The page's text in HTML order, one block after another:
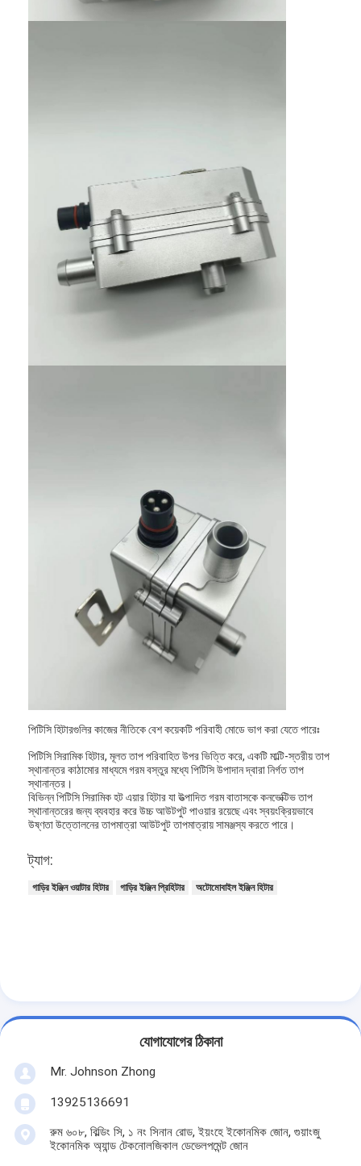
বাড়ি
গাড়ির ইঞ্জিন হিটার
বৈদ্যুতিক ইঞ্জিনের প্রিহিটার
ইঞ্জিনের শীতল তরল প্রিহিটার
লিথিয়াম ব্যাটারি হিটার
স্টোরেজ ব্যাটারি চার্জার
ইঞ্জিন হিটার তারের
পিটিসি হিটারগুলির কাজের নীতিকে বেশ কয়েকটি পরিবাহী মোডে ভাগ করা যেতে পারেঃ
পিটিসি সিরামিক হিটার, মূলত তাপ পরিবাহিত উপর ভিত্তি করে, একটি মাল্টি-স্তরীয় তাপ
স্থানান্তর কাঠামোর মাধ্যমে গরম বস্তুর মধ্যে পিটিসি উপাদান দ্বারা নির্গত তাপ
স্থানান্তর।
বিভিন্ন পিটিসি সিরামিক হট এয়ার হিটার যা উত্পাদিত গরম বাতাসকে কনভেক্টিভ তাপ
স্থানান্তরের জন্য ব্যবহার করে উচ্চ আউটপুট পাওয়ার রয়েছে এবং স্বয়ংক্রিয়ভাবে
উষ্ণতা উত্তোলনের তাপমাত্রা আউটপুট তাপমাত্রায় সামঞ্জস্য করতে পারে।
ট্যাগ:
গাড়ির ইঞ্জিন ওয়াটার হিটার গাড়ির ইঞ্জিন প্রিহিটার অটোমোবাইল ইঞ্জিন হিটার
যোগাযোগের ঠিকানা
Mr. Johnson Zhong
13925136691
রুম ৬০৮, বিল্ডিং সি, ১ নং সিনান রোড, ইয়ংহে ইকোনমিক জোন, গুয়াংজু
ইকোনমিক অ্যান্ড টেকনোলজিকাল ডেভেলপমেন্ট জোন